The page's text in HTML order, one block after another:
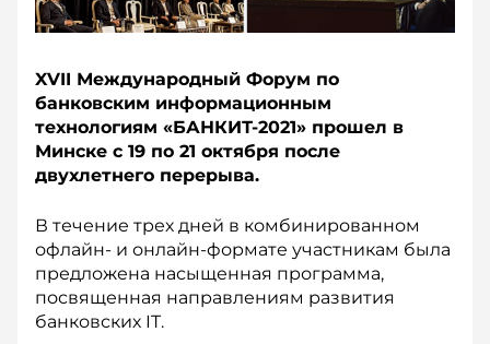
XVII Международный Форум по
банковским информационным
технологиям «БАНКИТ-2021» прошел в
Минске с 19 по 21 октября после
двухлетнего перерыва.
В течение трех дней в комбинированном
офлайн- и онлайн-формате участникам была
предложена насыщенная программа,
посвященная направлениям развития
банковских IT.